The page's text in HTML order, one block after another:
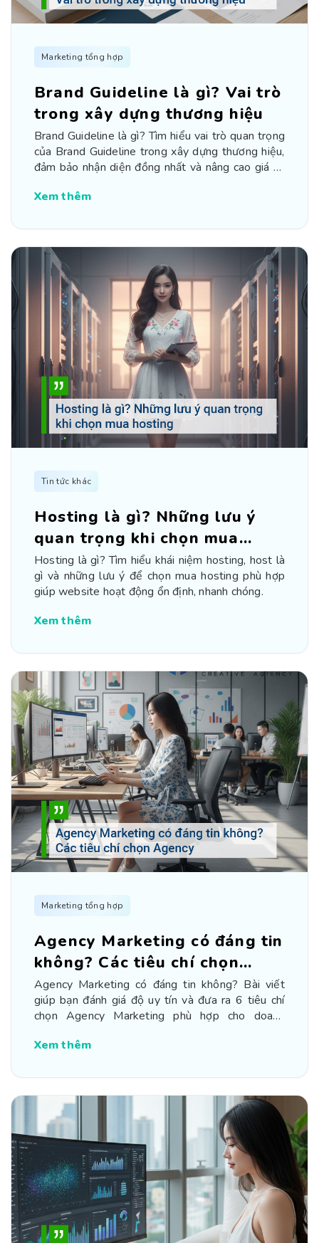
Marketing tổng hợp
Brand Guideline là gì? Vai trò
trong xây dựng thương hiệu
Brand Guideline là gì? Tìm hiểu vai trò quan trọng
của Brand Guideline trong xây dựng thương hiệu,
đảm bảo nhận diện đồng nhất và nâng cao giá trị
Xem thêm
Tin tức khác
Hosting là gì? Những lưu ý
quan trọng khi chọn mua
hosting
Hosting là gì? Tìm hiểu khái niệm hosting, host là
gì và những lưu ý để chọn mua hosting phù hợp
giúp website hoạt động ổn định, nhanh chóng.
Xem thêm
Marketing tổng hợp
Agency Marketing có đáng tin
không? Các tiêu chí chọn
Agency
Agency Marketing có đáng tin không? Bài viết
giúp bạn đánh giá độ uy tín và đưa ra 6 tiêu chí
chọn Agency Marketing phù hợp cho doanh
Xem thêm